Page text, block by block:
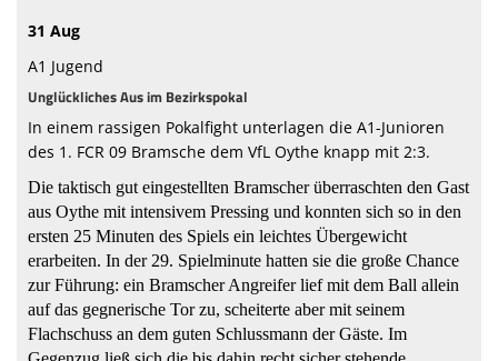
Trainingszeiten
31 Aug
A1 Jugend
Unglückliches Aus im Bezirkspokal
In einem rassigen Pokalfight unterlagen die A1-Junioren
des 1. FCR 09 Bramsche dem VfL Oythe knapp mit 2:3.
Die taktisch gut eingestellten Bramscher überraschten den Gast
aus Oythe mit intensivem Pressing und konnten sich so in den
ersten 25 Minuten des Spiels ein leichtes Übergewicht
erarbeiten. In der 29. Spielminute hatten sie die große Chance
zur Führung: ein Bramscher Angreifer lief mit dem Ball allein
auf das gegnerische Tor zu, scheiterte aber mit seinem
Flachschuss an dem guten Schlussmann der Gäste. Im